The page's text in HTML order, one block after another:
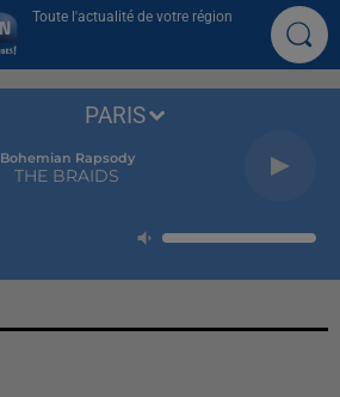
Toute l'actualité de votre région
Bohemian Rapsody
THE BRAIDS
PARIS